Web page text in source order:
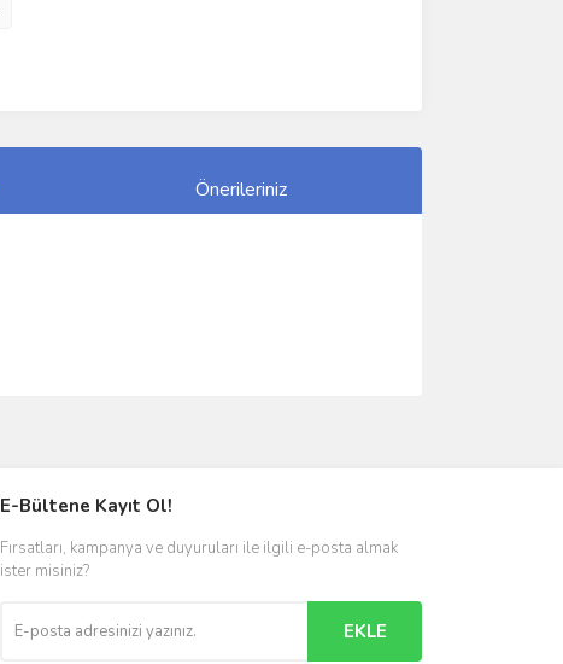
Önerileriniz
E-Bültene Kayıt Ol!
Fırsatları, kampanya ve duyuruları ile ilgili e-posta almak
ister misiniz?
EKLE